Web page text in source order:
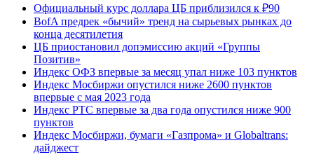
Официальный курс доллара ЦБ приблизился к ₽90
BofA предрек «бычий» тренд на сырьевых рынках до
конца десятилетия
ЦБ приостановил допэмиссию акций «Группы
Позитив»
Индекс ОФЗ впервые за месяц упал ниже 103 пунктов
Индекс Мосбиржи опустился ниже 2600 пунктов
впервые с мая 2023 года
Индекс РТС впервые за два года опустился ниже 900
пунктов
Индекс Мосбиржи, бумаги «Газпрома» и Globaltrans:
дайджест